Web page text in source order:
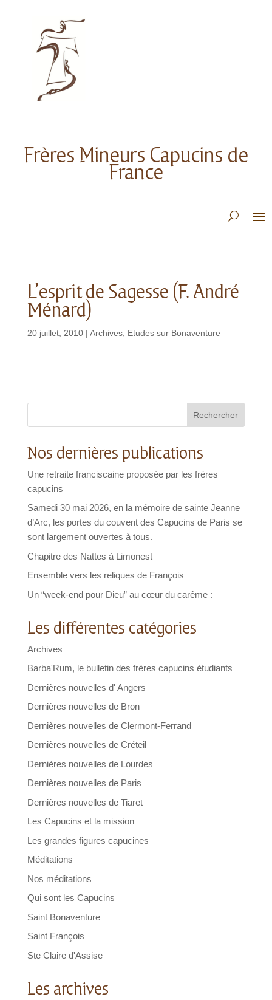
Frères Mineurs Capucins de
France
L’esprit de Sagesse (F. André
Ménard)
20 juillet, 2010| Archives, Etudes sur Bonaventure
Rechercher
Nos dernières publications
Une retraite franciscaine proposée par les frères
capucins
Samedi 30 mai 2026, en la mémoire de sainte Jeanne
d’Arc, les portes du couvent des Capucins de Paris se
sont largement ouvertes à tous.
Chapitre des Nattes à Limonest
Ensemble vers les reliques de François
Un “week-end pour Dieu” au cœur du carême :
Les différentes catégories
Archives
Barba'Rum, le bulletin des frères capucins étudiants
Dernières nouvelles d' Angers
Dernières nouvelles de Bron
Dernières nouvelles de Clermont-Ferrand
Dernières nouvelles de Créteil
Dernières nouvelles de Lourdes
Dernières nouvelles de Paris
Dernières nouvelles de Tiaret
Les Capucins et la mission
Les grandes figures capucines
Méditations
Nos méditations
Qui sont les Capucins
Saint Bonaventure
Saint François
Ste Claire d'Assise
Les archives